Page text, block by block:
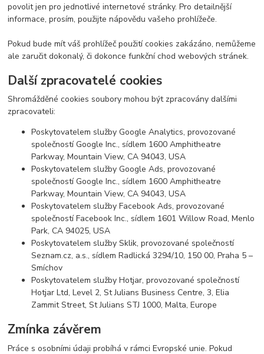
povolit jen pro jednotlivé internetové stránky. Pro detailnější
informace, prosím, použijte nápovědu vašeho prohlížeče.
Pokud bude mít váš prohlížeč použití cookies zakázáno, nemůžeme
ale zaručit dokonalý, či dokonce funkční chod webových stránek.
Další zpracovatelé cookies
Shromážděné cookies soubory mohou být zpracovány dalšími
zpracovateli:
Poskytovatelem služby Google Analytics, provozované
společností Google Inc., sídlem 1600 Amphitheatre
Parkway, Mountain View, CA 94043, USA
Poskytovatelem služby Google Ads, provozované
společností Google Inc., sídlem 1600 Amphitheatre
Parkway, Mountain View, CA 94043, USA
Poskytovatelem služby Facebook Ads, provozované
společností Facebook Inc., sídlem 1601 Willow Road, Menlo
Park, CA 94025, USA
Poskytovatelem služby Sklik, provozované společností
Seznam.cz, a.s., sídlem Radlická 3294/10, 150 00, Praha 5 –
Smíchov
Poskytovatelem služby Hotjar, provozované společností
Hotjar Ltd, Level 2, St Julians Business Centre, 3, Elia
Zammit Street, St Julians STJ 1000, Malta, Europe
Zmínka závěrem
Práce s osobními údaji probíhá v rámci Evropské unie. Pokud